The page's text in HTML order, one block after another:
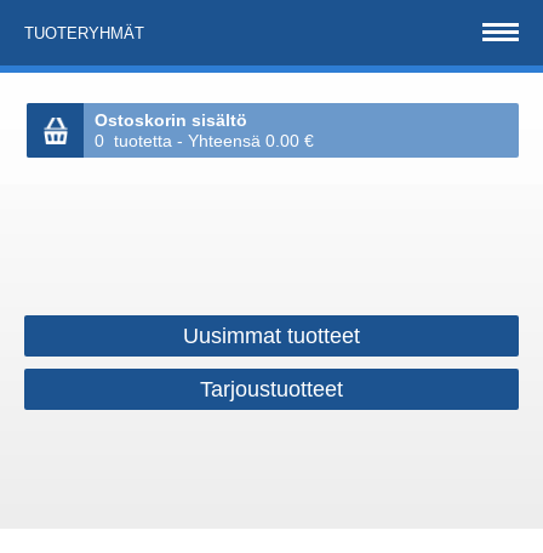
TUOTERYHMÄT
Ostoskorin sisältö
0 tuotetta - Yhteensä 0.00 €
Uusimmat tuotteet
Tarjoustuotteet